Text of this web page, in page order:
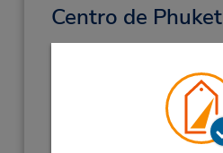
Centro de Phuket
36/5 Moo 6 Maikao,
Thalang, Phuket,
83110,